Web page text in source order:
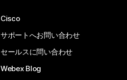
Cisco
サポートへお問い合わせ
セールスに問い合わせ
Webex Blog